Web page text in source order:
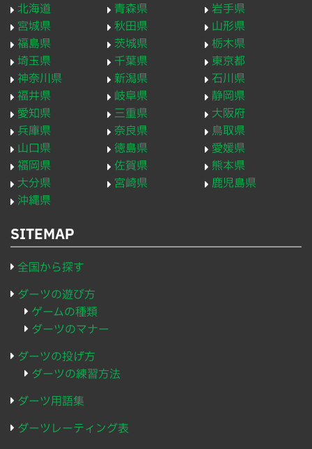
北海道 青森県
岩手県
宮城県
秋田県
山形県
福島県
茨城県
栃木県
埼玉県
千葉県
東京都
神奈川県
新潟県
石川県
福井県
岐阜県
静岡県
愛知県
三重県
大阪府
兵庫県
奈良県
鳥取県
山口県
徳島県
愛媛県
福岡県
佐賀県
熊本県
大分県
宮崎県
鹿児島県
沖縄県
SITEMAP
全国から探す
ダーツの遊び方
ゲームの種類
ダーツのマナー
ダーツの投げ方
ダーツの練習方法
ダーツ用語集
ダーツレーティング表